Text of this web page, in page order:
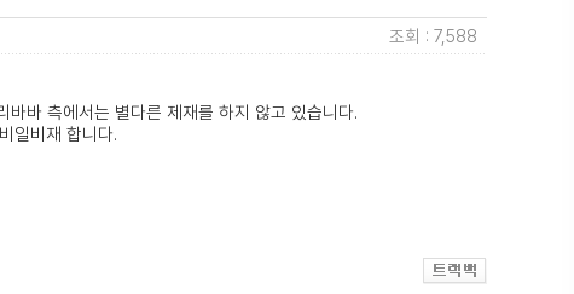
조회 : 7,588
바 측에서는 별다른 제재를 하지 않고 있습니다.
일비재 합니다.